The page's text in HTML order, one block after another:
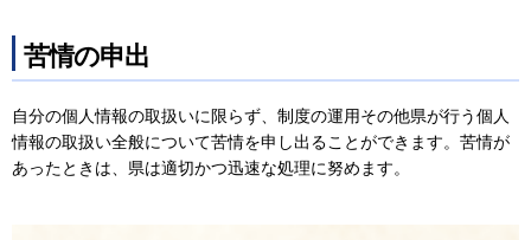
苦情の申出
自分の個人情報の取扱いに限らず、制度の運用その他県が行う個人
情報の取扱い全般について苦情を申し出ることができます。苦情が
あったときは、県は適切かつ迅速な処理に努めます。